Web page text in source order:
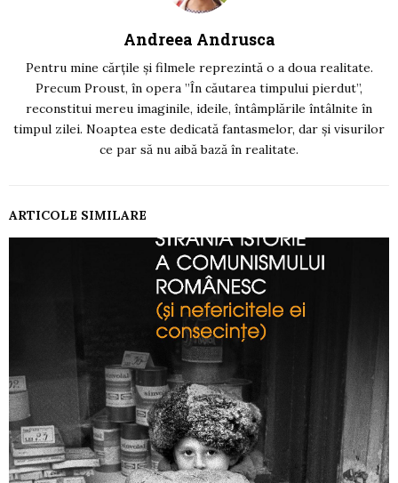
Andreea Andrusca
Pentru mine cărțile și filmele reprezintă o a doua realitate.
Precum Proust, în opera ”În căutarea timpului pierdut”,
reconstitui mereu imaginile, ideile, întâmplările întâlnite în
timpul zilei. Noaptea este dedicată fantasmelor, dar și visurilor
ce par să nu aibă bază în realitate.
ARTICOLE SIMILARE